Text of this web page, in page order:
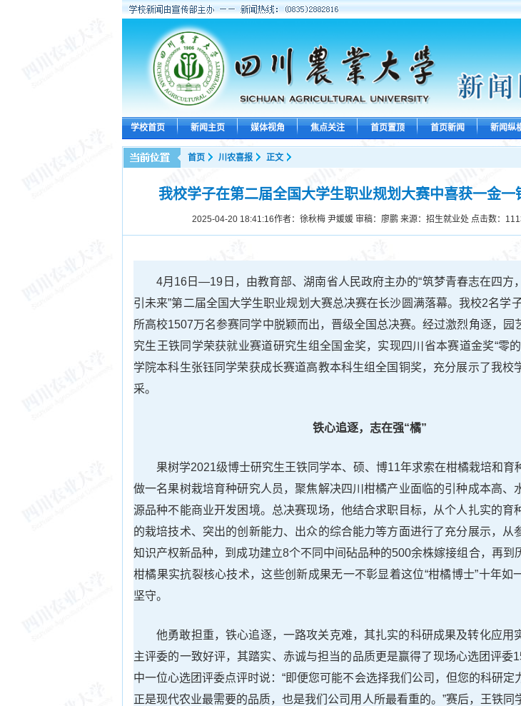
学校首页 新闻主页 媒体视角 焦点关注 首页置顶 首页新闻 新闻纵
首页 川农喜报 正文
我校学子在第二届全国大学生职业规划大赛中喜获一金一
2025-04-20 18:41:16作者：徐秋梅 尹媛媛 审稿：廖鹏 来源：招生就业处 点击数：
4月16日—19日，由教育部、湖南省人民政府主办的“筑梦青春志在四方
引未来”第二届全国大学生职业规划大赛总决赛在长沙圆满落幕。我校2名学
所高校1507万名参赛同学中脱颖而出，晋级全国总决赛。经过激烈角逐，园
究生王铁同学荣获就业赛道研究生组全国金奖，实现四川省本赛道金奖“零
学院本科生张钰同学荣获成长赛道高教本科生组全国铜奖，充分展示了我校
采。
铁心追逐，志在强“橘”
果树学2021级博士研究生王铁同学本、硕、博11年求索在柑橘栽培和育
做一名果树栽培育种研究人员，聚焦解决四川柑橘产业面临的引种成本高、
源品种不能商业开发困境。总决赛现场，他结合求职目标，从个人扎实的育
的栽培技术、突出的创新能力、出众的综合能力等方面进行了充分展示，从
知识产权新品种，到成功建立8个不同中间砧品种的500余株嫁接组合，再到
柑橘果实抗裂核心技术，这些创新成果无一不彰显着这位“柑橘博士”十年如
坚守。
他勇敢担重，铁心追逐，一路攻关克难，其扎实的科研成果及转化应用
主评委的一致好评，其踏实、赤诚与担当的品质更是赢得了现场心选团评委
中一位心选团评委点评时说：“即便您可能不会选择我们公司，但您的科研定
正是现代农业最需要的品质，也是我们公司用人所最看重的。”赛后，王铁同